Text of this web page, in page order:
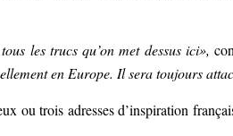
les trucs qu’on met dessus ici»,
en Europe. Il sera toujours
ou trois adresses d’inspiration